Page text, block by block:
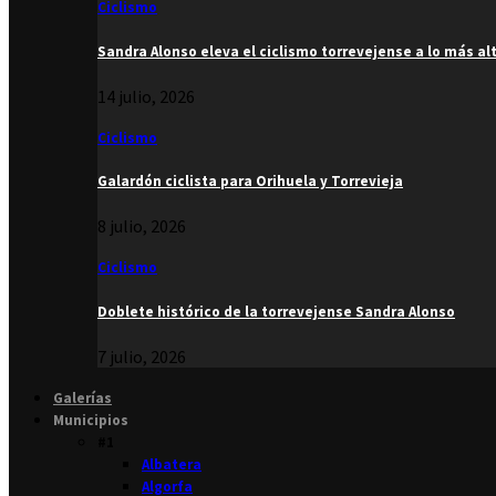
Ciclismo
Sandra Alonso eleva el ciclismo torrevejense a lo más
14 julio, 2026
Ciclismo
Galardón ciclista para Orihuela y Torrevieja
8 julio, 2026
Ciclismo
Doblete histórico de la torrevejense Sandra Alonso
7 julio, 2026
Galerías
Municipios
Albatera
Algorfa